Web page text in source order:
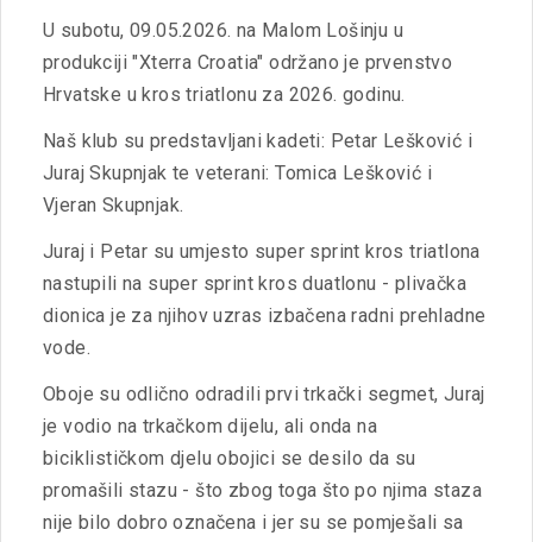
U subotu, 09.05.2026. na Malom Lošinju u
produkciji "Xterra Croatia" održano je prvenstvo
Hrvatske u kros triatlonu za 2026. godinu.
Naš klub su predstavljani kadeti: Petar Lešković i
Juraj Skupnjak te veterani: Tomica Lešković i
Vjeran Skupnjak.
Juraj i Petar su umjesto super sprint kros triatlona
nastupili na super sprint kros duatlonu - plivačka
dionica je za njihov uzras izbačena radni prehladne
vode.
Oboje su odlično odradili prvi trkački segmet, Juraj
je vodio na trkačkom dijelu, ali onda na
biciklističkom djelu obojici se desilo da su
promašili stazu - što zbog toga što po njima staza
nije bilo dobro označena i jer su se pomješali sa